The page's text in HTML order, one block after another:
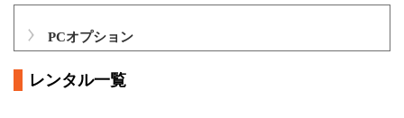
PCオプション
レンタル一覧